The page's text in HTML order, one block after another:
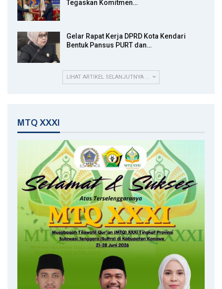
Tegaskan Komitmen…
Gelar Rapat Kerja DPRD Kota Kendari
Bentuk Pansus PURT dan…
LIHAT ARTIKEL SELANJUTNYA ...
MTQ XXXI